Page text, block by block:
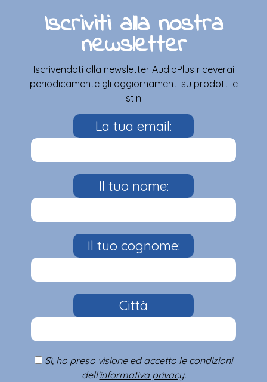
Iscriviti alla nostra
newsletter
Iscrivendoti alla newsletter AudioPlus riceverai
periodicamente gli aggiornamenti su prodotti e
listini.
La tua email:
Il tuo nome:
Il tuo cognome:
Città
Sì, ho preso visione ed accetto le condizioni
dell'informativa privacy.